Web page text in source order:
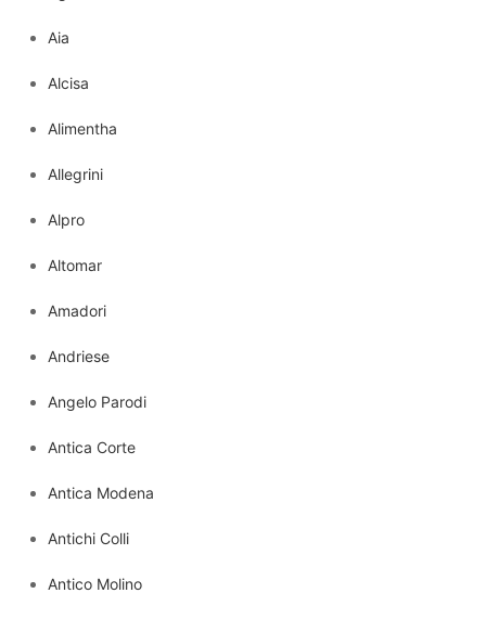
Aia
Alcisa
Alimentha
Allegrini
Alpro
Altomar
Amadori
Andriese
Angelo Parodi
Antica Corte
Antica Modena
Antichi Colli
Antico Molino